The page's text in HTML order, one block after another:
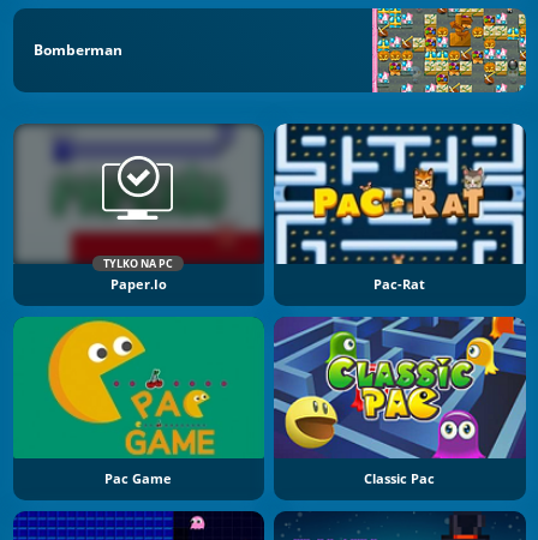
Bomberman
TYLKO NA PC
Paper.io Pac-Rat
Pac Game Classic Pac